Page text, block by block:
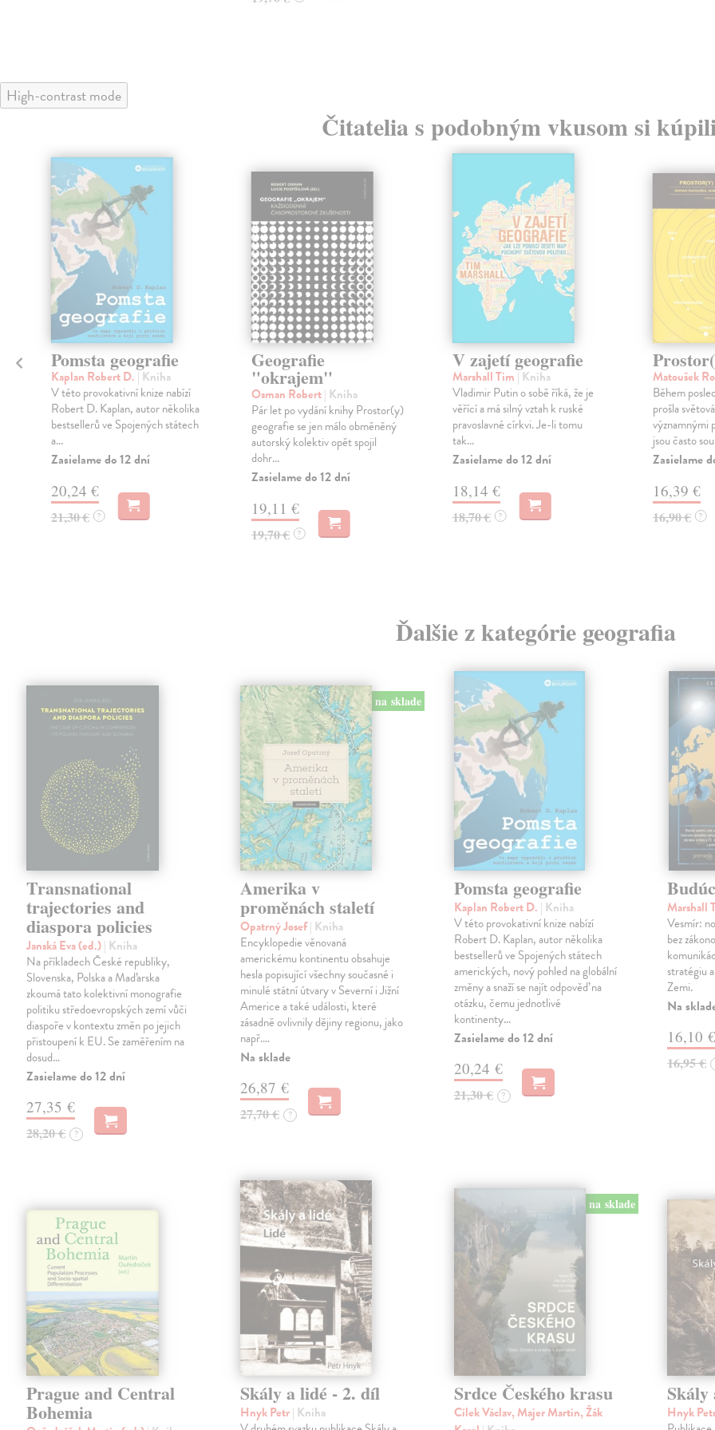
High-contrast mode
Čitatelia s podobným vkusom si
Pomsta geografie
Kaplan Robert D. | Kniha
V této provokativní knize nabízí
Robert D. Kaplan, autor několika
bestsellerů ve Spojených státech
a...
Zasielame do 12 dní
20,24 €
21,30 € ?
Geografie
"okrajem"
Osman Robert| Kniha
Pár let po vydání knihy Prostor(y)
geografie se jen málo obměněný
autorský kolektiv opět spojil
dohr...
Zasielame do 12 dní
19,11 €
19,70 € ?
V zajetí geografie
Marshall Tim | Kniha
Vladimir Putin o sobě říká, že je
věřící a má silný vztah k ruské
pravoslavné církvi. Je-li tomu
tak...
Zasielame do 12 dní
18,14 €
18,70 € ?
Matoušek
Během
prošla
významnými
jsou často
Zasielame
16,39 €
16,90 € ?
Ďalšie z kategórie geografia
Transnational
trajectories and
diaspora policies
Janská Eva (ed.)| Kniha
Na příkladech České republiky,
Slovenska, Polska a Maďarska
zkoumá tato kolektivní monografie
politiku středoevropských zemí vůči
diaspoře v kontextu změn po jejich
přistoupení k EU. Se zaměřením na
dosud…
Zasielame do 12 dní
27,35 €
28,20 € ?
na sklade
Amerika v
proměnách staletí
Opatrný Josef| Kniha
Encyklopedie věnovaná
americkému kontinentu obsahuje
hesla popisující všechny současné i
minulé státní útvary v Severní i Jižní
Americe a také události, které
zásadně ovlivnily dějiny regionu, jako
např.…
Na sklade
26,87 €
27,70 € ?
Pomsta geografie
Kaplan Robert D. | Kniha
V této provokativní knize nabízí
Robert D. Kaplan, autor několika
bestsellerů ve Spojených státech
amerických, nový pohled na globální
změny a snaží se najít odpověď na
otázku, čemu jednotlivé
kontinenty…
Zasielame do 12 dní
20,24 €
21,30 € ?
Marshall
Vesmír:
bez
stratégiu
Zemi.
Na
16,10
16,95 €
Prague and Central
Bohemia
Skály a lidé - 2. díl
Hnyk Petr| Kniha
na sklade
Srdce Českého krasu
Cílek Václav, Majer Martin, Žák
Skály
Hnyk